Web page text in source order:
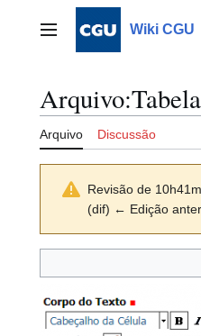
Menu principalWiki CGU
Arquivo:
Arquivo Discussão
Revisão de
(dif) ← Edição